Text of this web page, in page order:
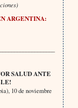
ARGENTINA:
SALUD ANTE
10 de noviembre